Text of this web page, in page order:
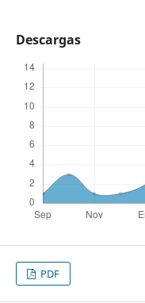
Descargas
PDF